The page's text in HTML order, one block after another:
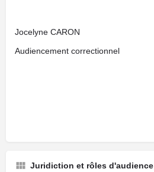
Jocelyne CARON
Audiencement correctionnel
Juridiction et rôles d'audience